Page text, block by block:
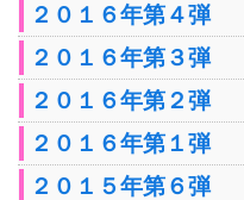
２０１６年第４弾
２０１６年第３弾
２０１６年第２弾
２０１６年第１弾
２０１５年第６弾